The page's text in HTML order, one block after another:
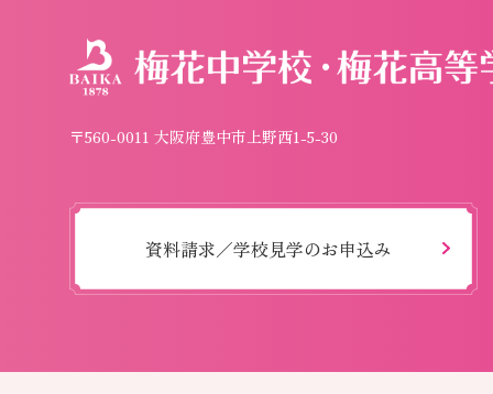
〒560-0011 大阪府豊中市上野西1-5-30
資料請求／学校見学のお申込み